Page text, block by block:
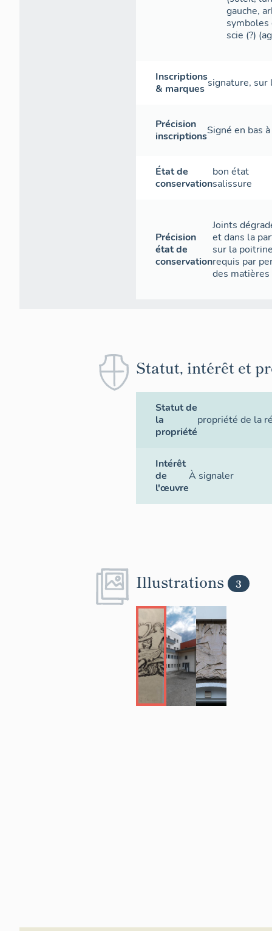
gauche,
symboles
scie (?)
Inscriptions
& marques signature, sur
Précision
inscriptionsSigné en bas
État de
conservation
bon état
salissure
Précision
état de
conservation
Joints
et dans la
sur la
requis par
des
Statut, intérêt et
Statut de
la
propriété
propriété de la
Intérêt
de
l'œuvre
À signaler
Illustrations 3